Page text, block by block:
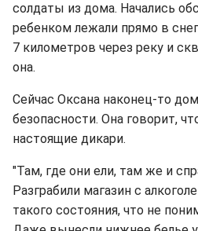
солдаты из дома. Начались
ребенком лежали прямо в
7 километров через реку и
она.
Сейчас Оксана наконец-то
безопасности. Она говорит,
настоящие дикари.
"Там, где они ели, там же и
Разграбили магазин с
такого состояния, что не